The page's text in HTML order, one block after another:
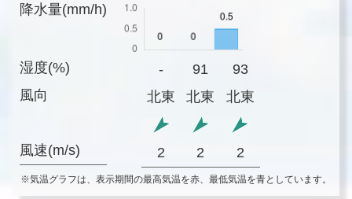
降水量(mm/h)
湿度(%)
風向
風速(m/s)
- 91
93
北東
北東 北東
2 2 2
※気温グラフは、表示期間の最高気温を赤、最低気温を青としています。